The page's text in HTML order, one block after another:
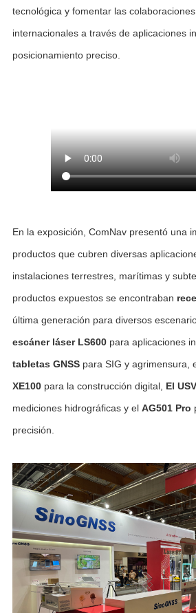
tecnológica y fomentar las
internacionales a través de aplicaciones
posicionamiento preciso.
En la exposición, ComNav presentó una
productos que cubren diversas
instalaciones terrestres, marítimas y
productos expuestos se encontraban
última generación para diversos
escáner láser LS600para aplicaciones
tabletas GNSSpara SIG y agrimensura,
XE100para la construcción digital, El USV
mediciones hidrográficas y el AG501 Pro
precisión.